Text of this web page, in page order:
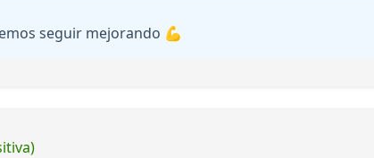
seguir mejorando 💪